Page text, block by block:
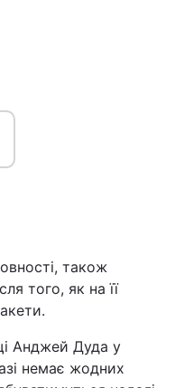
також
того, як на її
Анджей Дуда у
немає жодних